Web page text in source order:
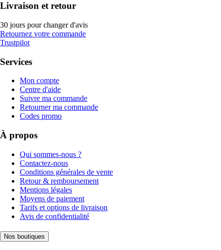
Livraison et retour
30 jours pour changer d'avis
Retournez votre commande
Trustpilot
Services
Mon compte
Centre d'aide
Suivre ma commande
Retourner ma commande
Codes promo
À propos
Qui sommes-nous ?
Contactez-nous
Conditions générales de vente
Retour & remboursement
Mentions légales
Moyens de paiement
Tarifs et options de livraison
Avis de confidentialité
Nos boutiques